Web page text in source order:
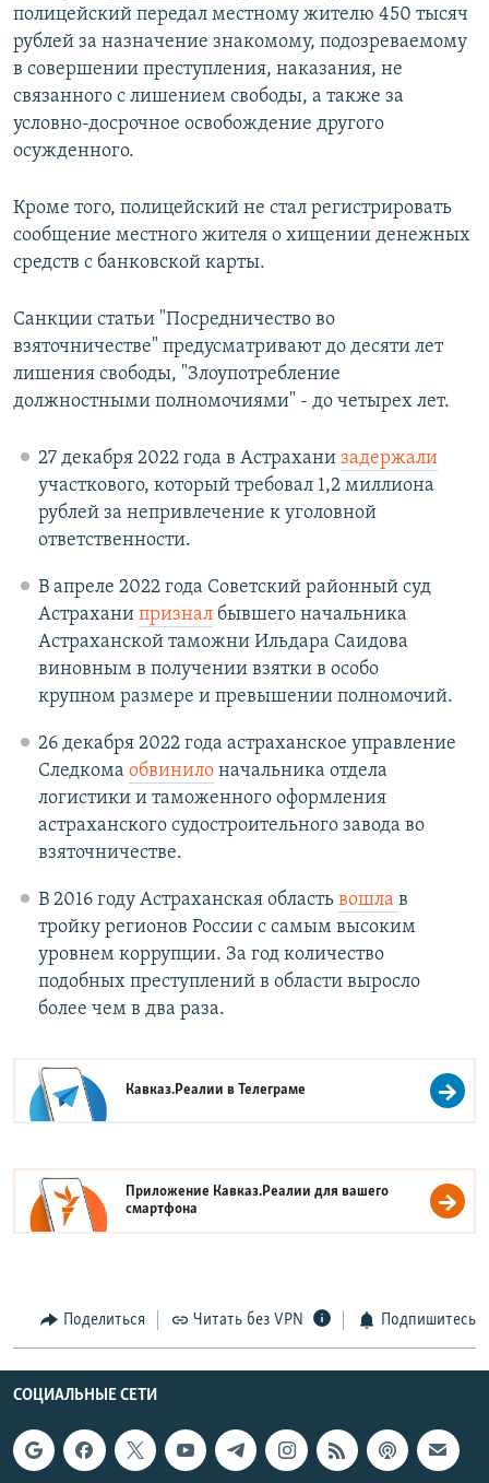
полицейский передал местному жителю 450 тысяч
рублей за назначение знакомому, подозреваемому
в совершении преступления, наказания, не
связанного с лишением свободы, а также за
условно-досрочное освобождение другого
осужденного.
Кроме того, полицейский не стал регистрировать
сообщение местного жителя о хищении денежных
средств с банковской карты.
Санкции статьи "Посредничество во
взяточничестве" предусматривают до десяти лет
лишения свободы, "Злоупотребление
должностными полномочиями" - до четырех лет.
27 декабря 2022 года в Астрахани задержали
участкового, который требовал 1,2 миллиона
рублей за непривлечение к уголовной
ответственности.
В апреле 2022 года Советский районный суд
Астрахани призналбывшего начальника
Астраханской таможни Ильдара Саидова
виновным в получении взятки в особо
крупном размере и превышении полномочий.
26 декабря 2022 года астраханское управление
Следкома обвинилоначальника отдела
логистики и таможенного оформления
астраханского судостроительного завода во
взяточничестве.
В 2016 году Астраханская область вошла в
тройку регионов России с самым высоким
уровнем коррупции. За год количество
подобных преступлений в области выросло
более чем в два раза.
Кавказ.Реалии вТелеграме
Приложение Кавказ.Реалии для вашего
смартфона
Поделиться Читать без VPN Подпишитесь
СОЦИАЛЬНЫЕ СЕТИ